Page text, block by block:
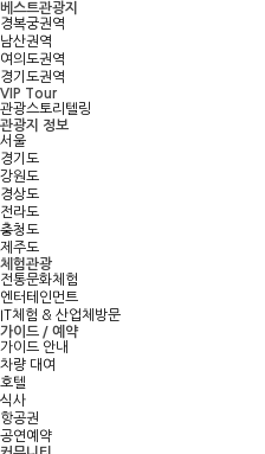
베스트관광지
경복궁권역
남산권역
여의도권역
경기도권역
VIP Tour
관광스토리텔링
관광지 정보
서울
경기도
강원도
경상도
전라도
충청도
제주도
체험관광
전통문화체험
엔터테인먼트
IT체험 & 산업체방문
가이드 / 예약
가이드 안내
차량 대여
호텔
식사
항공권
공연예약